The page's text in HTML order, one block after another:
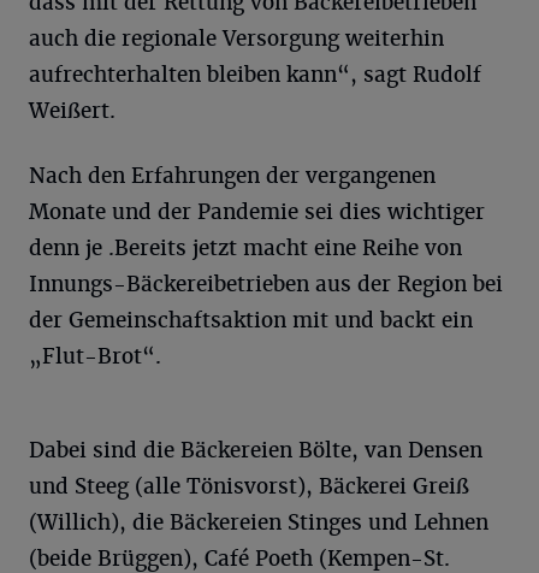
auch die regionale Versorgung weiterhin
aufrechterhalten bleiben kann“, sagt Rudolf
Weißert.
Nach den Erfahrungen der vergangenen
Monate und der Pandemie sei dies wichtiger
denn je .Bereits jetzt macht eine Reihe von
Innungs-Bäckereibetrieben aus der Region bei
der Gemeinschaftsaktion mit und backt ein
„Flut-Brot“.
Dabei sind die Bäckereien Bölte, van Densen
und Steeg (alle Tönisvorst), Bäckerei Greiß
(Willich), die Bäckereien Stinges und Lehnen
(beide Brüggen), Café Poeth (Kempen-St.